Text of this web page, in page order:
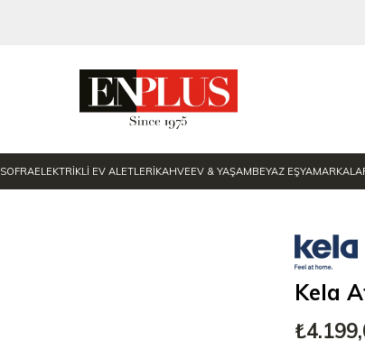
SOFRAELEKTRİKLİ EV ALETLERİKAHVEEV & YAŞAMBEYAZ EŞYA
Kela